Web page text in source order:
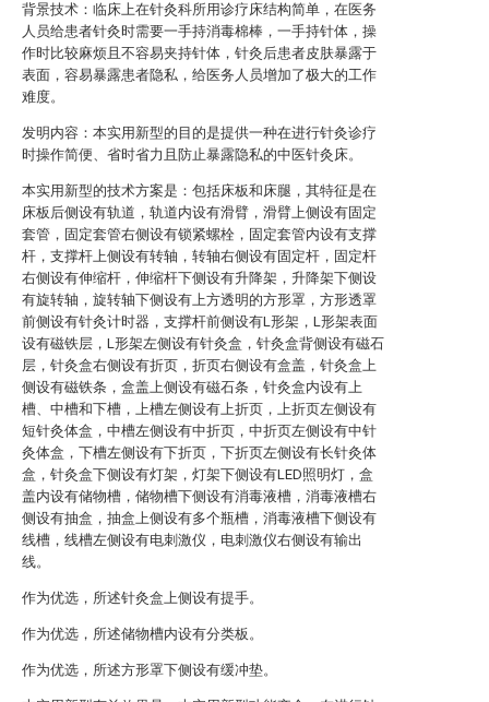
背景技术：临床上在针灸科所用诊疗床结构简单，在医务
人员给患者针灸时需要一手持消毒棉棒，一手持针体，操
作时比较麻烦且不容易夹持针体，针灸后患者皮肤暴露于
表面，容易暴露患者隐私，给医务人员增加了极大的工作
难度。
发明内容：本实用新型的目的是提供一种在进行针灸诊疗
时操作简便、省时省力且防止暴露隐私的中医针灸床。
本实用新型的技术方案是：包括床板和床腿，其特征是在
床板后侧设有轨道，轨道内设有滑臂，滑臂上侧设有固定
套管，固定套管右侧设有锁紧螺栓，固定套管内设有支撑
杆，支撑杆上侧设有转轴，转轴右侧设有固定杆，固定杆
右侧设有伸缩杆，伸缩杆下侧设有升降架，升降架下侧设
有旋转轴，旋转轴下侧设有上方透明的方形罩，方形透罩
前侧设有针灸计时器，支撑杆前侧设有L形架，L形架表面
设有磁铁层，L形架左侧设有针灸盒，针灸盒背侧设有磁石
层，针灸盒右侧设有折页，折页右侧设有盒盖，针灸盒上
侧设有磁铁条，盒盖上侧设有磁石条，针灸盒内设有上
槽、中槽和下槽，上槽左侧设有上折页，上折页左侧设有
短针灸体盒，中槽左侧设有中折页，中折页左侧设有中针
灸体盒，下槽左侧设有下折页，下折页左侧设有长针灸体
盒，针灸盒下侧设有灯架，灯架下侧设有LED照明灯，盒
盖内设有储物槽，储物槽下侧设有消毒液槽，消毒液槽右
侧设有抽盒，抽盒上侧设有多个瓶槽，消毒液槽下侧设有
线槽，线槽左侧设有电刺激仪，电刺激仪右侧设有输出
线。
作为优选，所述针灸盒上侧设有提手。
作为优选，所述储物槽内设有分类板。
作为优选，所述方形罩下侧设有缓冲垫。